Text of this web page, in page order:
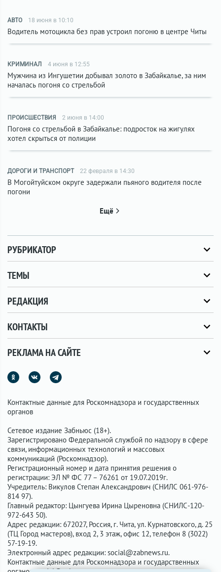
АВТО 18 июня в 10:10
Водитель мотоцикла без прав устроил погоню в центре Читы
КРИМИНАЛ 4 июня в 12:55
Мужчина из Ингушетии добывал золото в Забайкалье, за ним
началась погоня со стрельбой
ПРОИСШЕСТВИЯ 2 июня в 14:00
Погоня со стрельбой в Забайкалье: подросток на жигулях
хотел скрыться от полиции
ДОРОГИ И ТРАНСПОРТ 22 февраля в 14:30
В Могойтуйском округе задержали пьяного водителя после
погони
Ещё
РУБРИКАТОР
ТЕМЫ
РЕДАКЦИЯ
КОНТАКТЫ
РЕКЛАМА НА САЙТЕ
Контактные данные для Роскомнадзора и государственных
органов
Сетевое издание Забньюс (18+).
Зарегистрировано Федеральной службой по надзору в сфере
связи, информационных технологий и массовых
коммуникаций (Роскомнадзор).
Регистрационный номер и дата принятия решения о
регистрации: ЭЛ № ФС 77 – 76261 от 19.07.2019г.
Учредитель: Викулов Степан Александрович (СНИЛС 061-976-
814 97).
Главный редактор: Цынгуева Ирина Цыреновна (СНИЛС-120-
972-643 50).
Адрес редакции: 672027, Россия, г. Чита, ул. Курнатовского, д. 25
(ТЦ Город мастеров), вход 2, 3 этаж, офис 12, телефон 8 (3022)
57-19-19.
Электронный адрес редакции: social@zabnews.ru.
Контактные данные для Роскомнадзора и государственных